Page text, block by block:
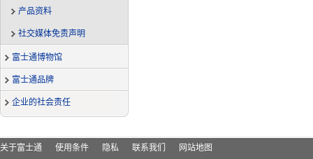
产品资料
社交媒体免责声明
富士通博物馆
富士通品牌
企业的社会责任
关于富士通 使用条件 隐私 联系我们 网站地图